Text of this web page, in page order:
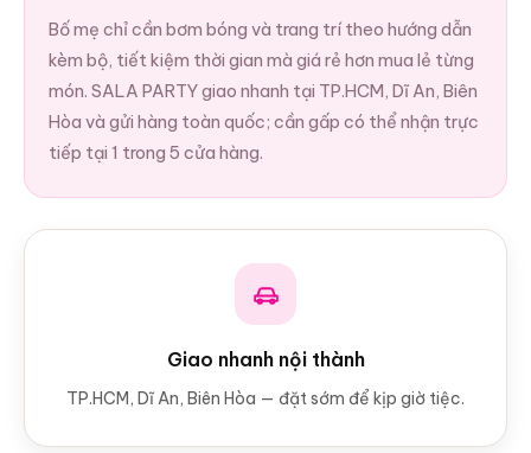
Bố mẹ chỉ cần bơm bóng và trang trí theo hướng dẫn
kèm bộ, tiết kiệm thời gian mà giá rẻ hơn mua lẻ từng
món. SALA PARTY giao nhanh tại TP.HCM, Dĩ An, Biên
Hòa và gửi hàng toàn quốc; cần gấp có thể nhận trực
tiếp tại 1 trong 5 cửa hàng.
Giao nhanh nội thành
TP.HCM, Dĩ An, Biên Hòa — đặt sớm để kịp giờ tiệc.